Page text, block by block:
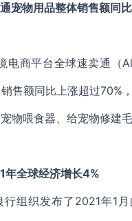
宠物用品整体销售额同
电商平台全球速卖通（
售额同比上涨超过70%
物喂食器、给宠物修建毛
年全球经济增长4%
行组织发布了 2021年1